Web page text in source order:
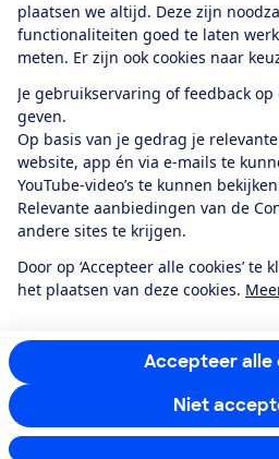
plaatsen we altijd. Deze zijn
functionaliteiten goed te laten
meten. Er zijn ook cookies naar
Je gebruikservaring of feedback
geven.
Op basis van je gedrag je
website, app én via e-mails te
YouTube-video’s te kunnen
Relevante aanbiedingen van de
andere sites te krijgen.
Door op ‘Accepteer alle cookies’ te
het plaatsen van deze cookies.
Accepteer alle
Niet
Alles over de
app
Algemene Voorwaarden
Cookiebeleid
Privacyvoorkeuren
RSS-feed nieuws
Facebook
Twitter
12.901consumentenbeoordelen de